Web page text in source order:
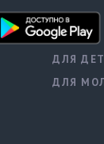
ДЛЯ
ДЛЯ